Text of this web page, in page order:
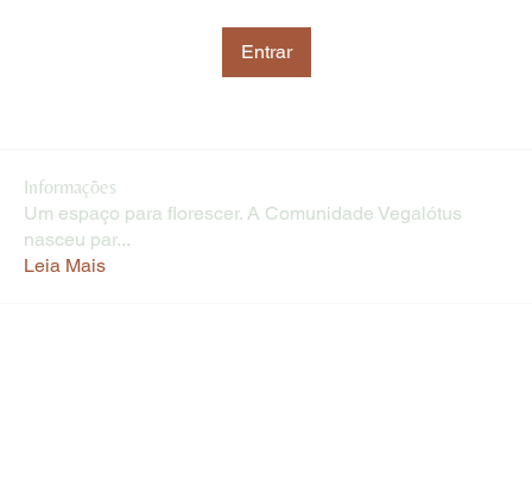
Entrar
Informações
Um espaço para florescer. A Comunidade Vegalótus
nasceu par...
Leia Mais